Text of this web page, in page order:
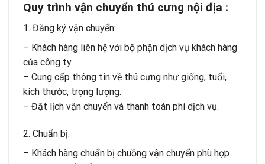
Quy trình vận chuyển thú cưng nội địa :
1. Đăng ký vận chuyển:
– Khách hàng liên hệ với bộ phận dịch vụ khách hàng
của công ty.
– Cung cấp thông tin về thú cưng như giống, tuổi,
kích thước, trọng lượng.
– Đặt lịch vận chuyển và thanh toán phí dịch vụ.
2. Chuẩn bị:
– Khách hàng chuẩn bị chuồng vận chuyển phù hợp